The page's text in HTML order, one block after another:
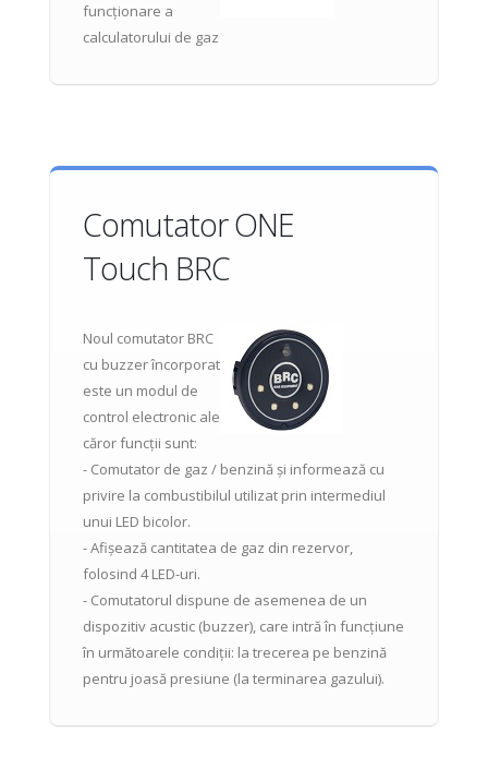
funcționare a
calculatorului de gaz
Comutator ONE
Touch BRC
Noul comutator BRC
cu buzzer încorporat
este un modul de
control electronic ale
căror funcții sunt:
- Comutator de gaz / benzină și informează cu
privire la combustibilul utilizat prin intermediul
unui LED bicolor.
- Afișează cantitatea de gaz din rezervor,
folosind 4 LED-uri.
- Comutatorul dispune de asemenea de un
dispozitiv acustic (buzzer), care intră în funcțiune
în următoarele condiții: la trecerea pe benzină
pentru joasă presiune (la terminarea gazului).